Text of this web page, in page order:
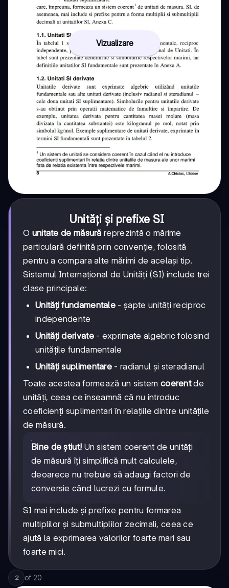
Vizualizare
Unități și prefixe SI
O unitate de măsură reprezintă o mărime
particulară definită prin convenție, folosită
pentru a compara alte mărimi de același tip.
Sistemul Internațional de Unități (SI) include trei
clase principale:
Unități fundamentale - șapte unități reciproc
independente
Unități derivate- exprimate algebric folosind
unitățile fundamentale
Unități suplimentare - radianul și steradianul
Toate acestea formează un sistem coerentde
unități, ceea ce înseamnă că nu introduc
coeficienți suplimentari în relațiile dintre unitățile
de măsură.
Bine de știut! Un sistem coerent de unități
de măsură îți simplifică mult calculele,
deoarece nu trebuie să adaugi factori de
conversie când lucrezi cu formule.
SI mai include și prefixe pentru formarea
multiplilor și submultiplilor zecimali, ceea ce
ajută la exprimarea valorilor foarte mari sau
foarte mici.
2 of 20